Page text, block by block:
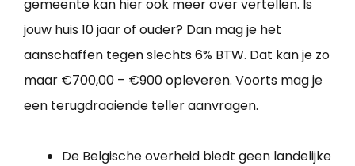
gemeente kan hier ook meer over vertellen. Is
jouw huis 10 jaar of ouder? Dan mag je het
aanschaffen tegen slechts 6% BTW. Dat kan je zo
maar €700,00 – €900 opleveren. Voorts mag je
een terugdraaiende teller aanvragen.
De Belgische overheid biedt geen landelijke